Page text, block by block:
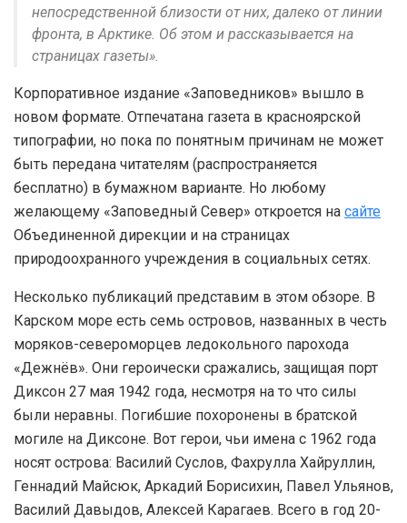
непосредственной близости от них, далеко от линии
фронта, в Арктике. Об этом и рассказывается на
страницах газеты».
Корпоративное издание «Заповедников» вышло в
новом формате. Отпечатана газета в красноярской
типографии, но пока по понятным причинам не может
быть передана читателям (распространяется
бесплатно) в бумажном варианте. Но любому
желающему «Заповедный Север» откроется на сайте
Объединенной дирекции и на страницах
природоохранного учреждения в социальных сетях.
Несколько публикаций представим в этом обзоре. В
Карском море есть семь островов, названных в честь
моряков-североморцев ледокольного парохода
«Дежнёв». Они героически сражались, защищая порт
Диксон 27 мая 1942 года, несмотря на то что силы
были неравны. Погибшие похоронены в братской
могиле на Диксоне. Вот герои, чьи имена с 1962 года
носят острова: Василий Суслов, Фахрулла Хайруллин,
Геннадий Майсюк, Аркадий Борисихин, Павел Ульянов,
Василий Давыдов, Алексей Карагаев. Всего в год 20-